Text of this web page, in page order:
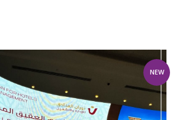
NEW